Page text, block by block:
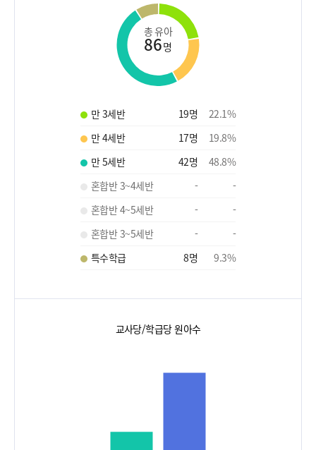
총 유아
86명
만 3세반 19명 22.1%
만 4세반
17명 19.8%
만 5세반
42명 48.8%
혼합반 3~4세반
-
-
혼합반 4~5세반
-
-
혼합반 3~5세반
-
-
특수학급
8명 9.3%
교사당/학급당 원아수